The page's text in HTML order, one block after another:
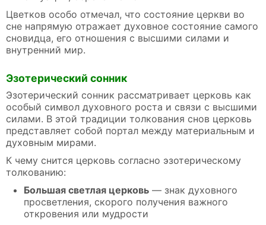
Цветков особо отмечал, что состояние церкви во
сне напрямую отражает духовное состояние самого
сновидца, его отношения с высшими силами и
внутренний мир.
Эзотерический сонник
Эзотерический сонник рассматривает церковь как
особый символ духовного роста и связи с высшими
силами. В этой традиции толкования снов церковь
представляет собой портал между материальным и
духовным мирами.
К чему снится церковь согласно эзотерическому
толкованию:
Большая светлая церковь — знак духовного
просветления, скорого получения важного
откровения или мудрости